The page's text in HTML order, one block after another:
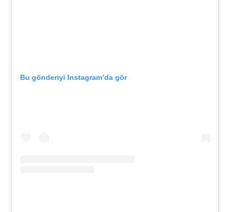
Bu gönderiyi Instagram’da gör